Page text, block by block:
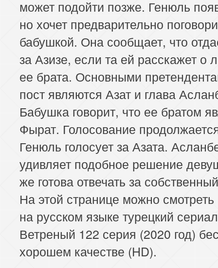
может подойти позже. Генюль
но хочет предварительно
бабушкой. Она сообщает, что
за Азизе, если та ей расскажет о
ее брата. Основными
пост являются Азат и глава
Бабушка говорит, что ее братом
Фырат. Голосование
Генюль голосует за Азата.
удивляет подобное решение
же готова отвечать за
На этой странице можно
на русском языке турецкий сериал
Ветреный 122 серия (2020 год)
хорошем качестве (HD).